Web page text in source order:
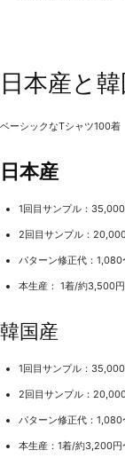
日本産と
ベーシックなTシャツ100着
日本産
1回目サンプル：
2回目サンプル：
パターン修正代：1,080
本生産： 1着/約3,500
韓国産
1回目サンプル：
2回目サンプル：
パターン修正代：1,080
本生産：1着/約3,200円